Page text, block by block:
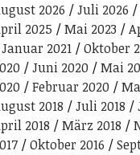
2026 Juli 2026
2025
Mai 2023
Januar 2021
Oktober
Juni 2020 Mai
Februar 2020
2018
Juli 2018
2018
März 2018
Oktober 2016